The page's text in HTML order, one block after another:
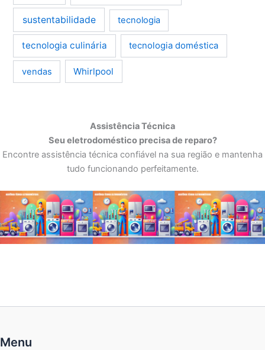
sustentabilidade tecnologia
tecnologia culinária tecnologia doméstica
vendas Whirlpool
Assistência Técnica
Seu eletrodoméstico precisa de reparo?
Encontre assistência técnica confiável na sua região e mantenha
tudo funcionando perfeitamente.
Menu